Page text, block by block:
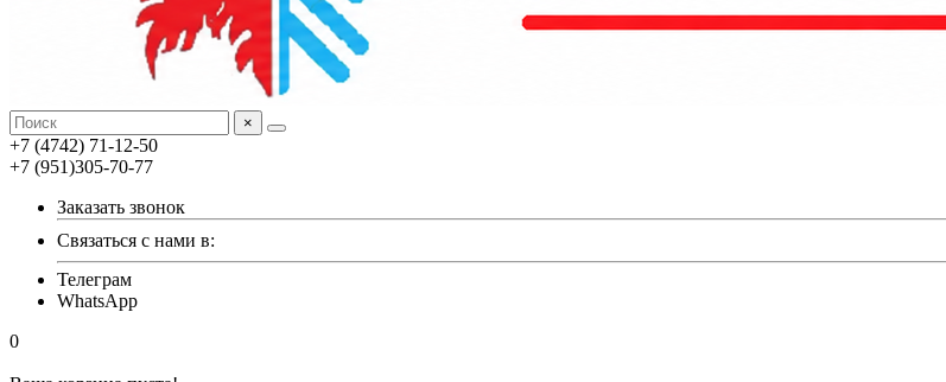
×
+7 (4742) 71-12-50
+7 (951)305-70-77
Заказать звонок
Связаться с нами в:
Телеграм
WhatsApp
0